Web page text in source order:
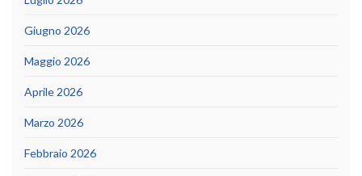
Giugno 2026
Maggio 2026
Aprile 2026
Marzo 2026
Febbraio 2026